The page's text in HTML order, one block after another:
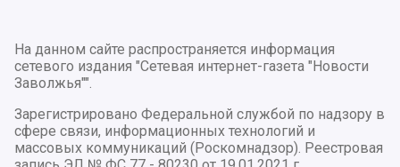
На данном сайте распространяется информация
сетевого издания "Сетевая интернет-газета "Новости
Заволжья"".
Зарегистрировано Федеральной службой по надзору в
сфере связи, информационных технологий и
массовых коммуникаций (Роскомнадзор). Реестровая